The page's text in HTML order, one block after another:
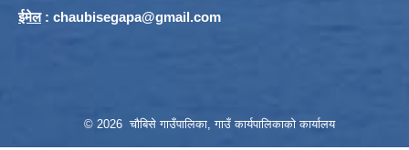
ईमेल: chaubisegapa@gmail.com
© 2026 चौबिसे गाउँपालिका, गाउँ कार्यपालिकाको कार्यालय